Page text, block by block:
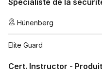
Spécialiste de la
Hünenberg
Elite Guard
Cert. Instructor -